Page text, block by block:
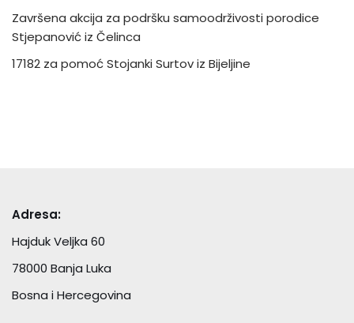
Završena akcija za podršku samoodrživosti porodice
Stjepanović iz Čelinca
17182 za pomoć Stojanki Surtov iz Bijeljine
Adresa:
Hajduk Veljka 60
78000 Banja Luka
Bosna i Hercegovina